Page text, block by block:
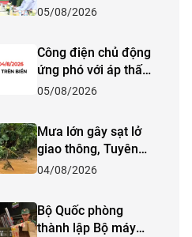
thủ dân sự quốc gia
phòng, chống thiên
tai và tìm kiếm cứu
nạn năm 2026 tại
tỉnh Lào Cai
05/08/2026
Công điện chủ động
ứng phó với áp thấp
nhiệt đới và gió
05/08/2026
Mưa lớn gây sạt lở
giao thông, Tuyên
Quang khẩn trương
04/08/2026
Bộ Quốc phòng
thành lập Bộ máy